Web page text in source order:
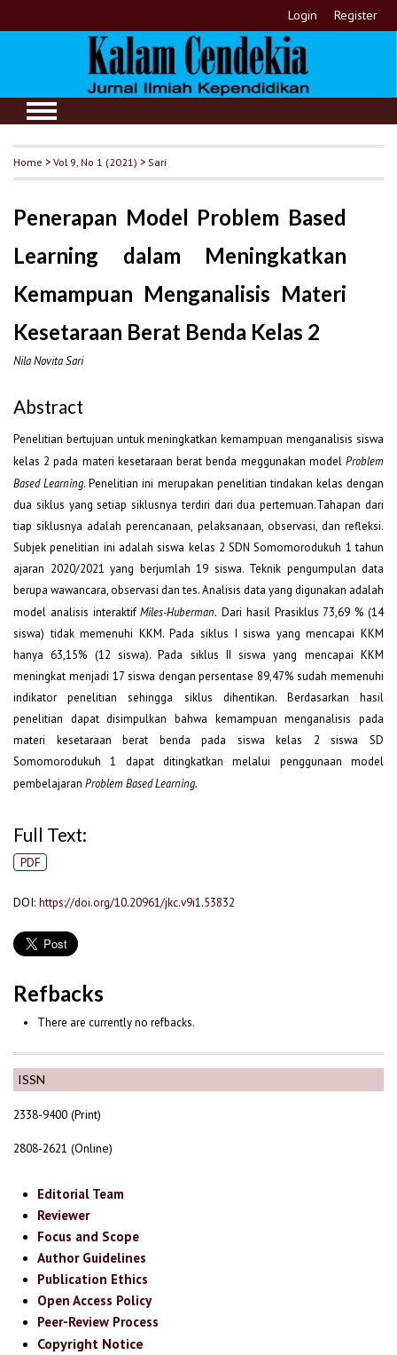
Login Register
ISSN
2338-9400 (Print)
2808-2621 (Online)
Editorial Team
Reviewer
Focus and Scope
Author Guidelines
Publication Ethics
Open Access Policy
Peer-Review Process
Copyright Notice
Home >Vol 9, No 1 (2021) >Sari
Penerapan Model Problem Based
Learning dalam Meningkatkan
Kemampuan Menganalisis Materi
Kesetaraan Berat Benda Kelas 2
Nila Novita Sari
Abstract
Penelitian bertujuan untuk meningkatkan kemampuan menganalisis siswa
kelas 2 pada materi kesetaraan berat benda meggunakan model Problem
Based Learning. Penelitian ini merupakan penelitian tindakan kelas dengan
dua siklus yang setiap siklusnya terdiri dari dua pertemuan.Tahapan dari
tiap siklusnya adalah perencanaan, pelaksanaan, observasi, dan refleksi.
Subjek penelitian ini adalah siswa kelas 2 SDN Somomorodukuh 1 tahun
ajaran 2020/2021 yang berjumlah 19 siswa. Teknik pengumpulan data
berupa wawancara, observasi dan tes. Analisis data yang digunakan adalah
model analisis interaktifMiles-Huberman. Dari hasil Prasiklus 73,69 % (14
siswa) tidak memenuhi KKM. Pada siklus I siswa yang mencapai KKM
hanya 63,15% (12 siswa). Pada siklus II siswa yang mencapai KKM
meningkat menjadi 17 siswa dengan persentase 89,47% sudah memenuhi
indikator penelitian sehingga siklus dihentikan. Berdasarkan hasil
penelitian dapat disimpulkan bahwa kemampuan menganalisis pada
materi kesetaraan berat benda pada siswa kelas 2 siswa SD
Somomorodukuh 1 dapat ditingkatkan melalui penggunaan model
pembelajaran Problem Based Learning.
Full Text:
PDF
DOI: https://doi.org/10.20961/jkc.v9i1.53832
Refbacks
There are currently no refbacks.